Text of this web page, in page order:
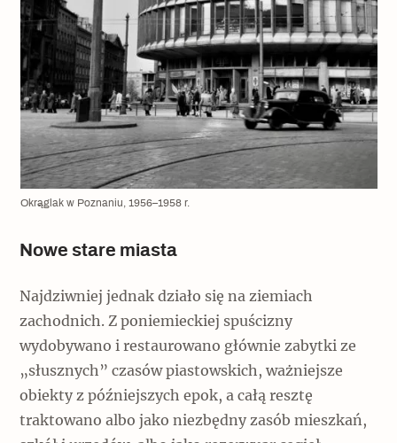
Okrąglak w Poznaniu, 1956–1958 r.
Nowe stare miasta
Najdziwniej jednak działo się na ziemiach
zachodnich. Z poniemieckiej spuścizny
wydobywano i restaurowano głównie zabytki ze
„słusznych” czasów piastowskich, ważniejsze
obiekty z późniejszych epok, a całą resztę
traktowano albo jako niezbędny zasób mieszkań,